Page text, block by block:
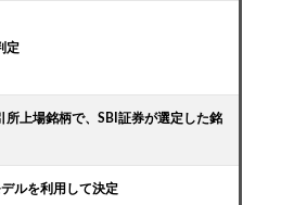
定
所上場銘柄で、SBI証券が選定した銘
ルを利用して決定